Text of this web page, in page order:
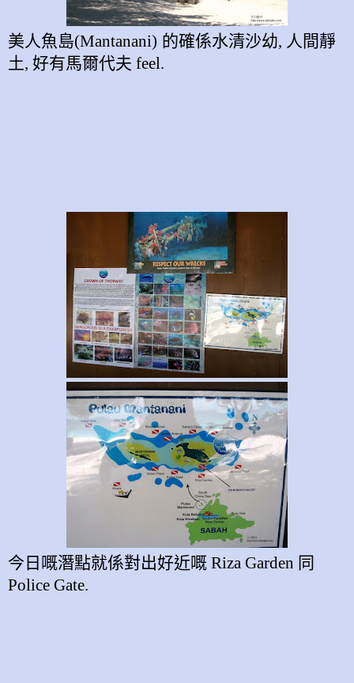
美人魚島(Mantanani) 的確係水清沙幼, 人間靜
土, 好有馬爾代夫 feel.
今日嘅潛點就係對出好近嘅 Riza Garden 同
Police Gate.